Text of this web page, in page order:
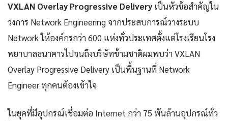
VXLAN Overlay Progressive Delivery เป็นหัวข้อสำคัญใน
วงการ Network Engineering จากประสบการณ์วางระบบ
Network ให้องค์กรกว่า 600 แห่งทั่วประเทศตั้งแต่โรงเรียนโรง
พยาบาลธนาคารไปจนถึงบริษัทข้ามชาติผมพบว่า VXLAN
Overlay Progressive Delivery เป็นพื้นฐานที่ Network
Engineer ทุกคนต้องเข้าใจ
ในยุคที่มีอุปกรณ์เชื่อมต่อ Internet กว่า 75 พันล้านอุปกรณ์ทั่ว